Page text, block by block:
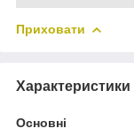
Приховати
Характеристики
Основні